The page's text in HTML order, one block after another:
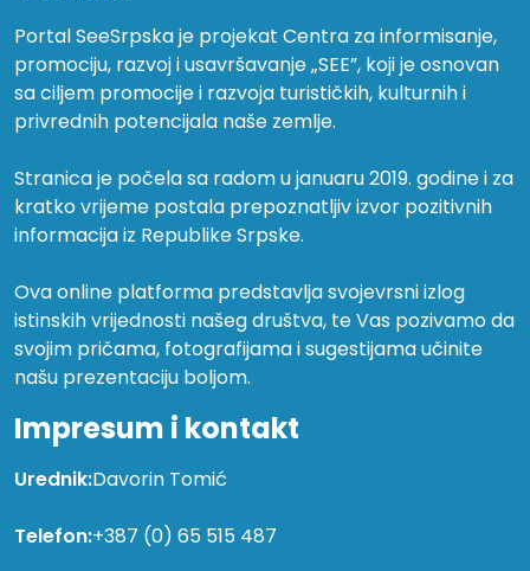
Portal SeeSrpska je projekat Centra za informisanje,
promociju, razvoj i usavršavanje „SEE”, koji je osnovan
sa ciljem promocije i razvoja turističkih, kulturnih i
privrednih potencijala naše zemlje.
Stranica je počela sa radom u januaru 2019. godine i za
kratko vrijeme postala prepoznatljiv izvor pozitivnih
informacija iz Republike Srpske.
Ova online platforma predstavlja svojevrsni izlog
istinskih vrijednosti našeg društva, te Vas pozivamo da
svojim pričama, fotografijama i sugestijama učinite
našu prezentaciju boljom.
Impresum i kontakt
Urednik:Davorin Tomić
Telefon:+387 (0) 65 515 487